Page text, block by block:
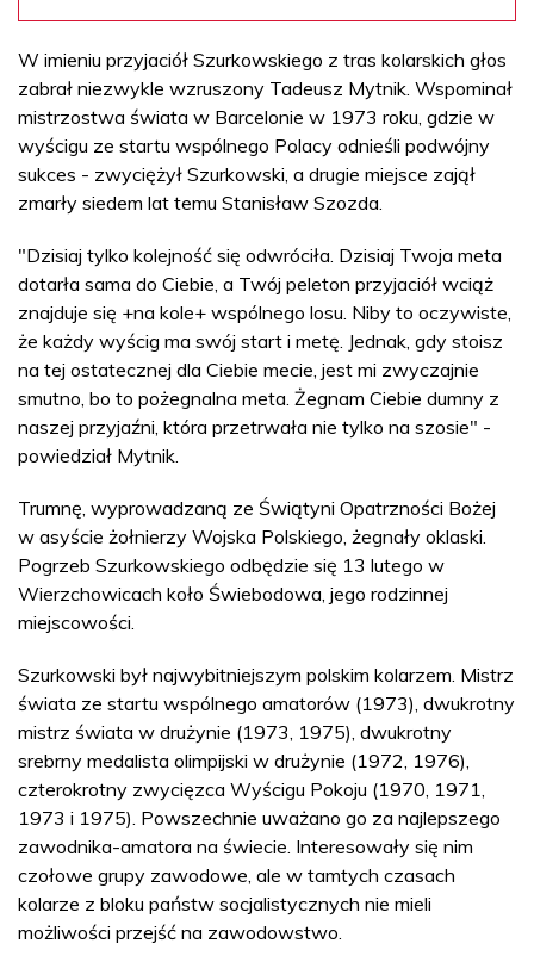
W imieniu przyjaciół Szurkowskiego z tras kolarskich głos
zabrał niezwykle wzruszony Tadeusz Mytnik. Wspominał
mistrzostwa świata w Barcelonie w 1973 roku, gdzie w
wyścigu ze startu wspólnego Polacy odnieśli podwójny
sukces - zwyciężył Szurkowski, a drugie miejsce zajął
zmarły siedem lat temu Stanisław Szozda.
"Dzisiaj tylko kolejność się odwróciła. Dzisiaj Twoja meta
dotarła sama do Ciebie, a Twój peleton przyjaciół wciąż
znajduje się +na kole+ wspólnego losu. Niby to oczywiste,
że każdy wyścig ma swój start i metę. Jednak, gdy stoisz
na tej ostatecznej dla Ciebie mecie, jest mi zwyczajnie
smutno, bo to pożegnalna meta. Żegnam Ciebie dumny z
naszej przyjaźni, która przetrwała nie tylko na szosie" -
powiedział Mytnik.
Trumnę, wyprowadzaną ze Świątyni Opatrzności Bożej
w asyście żołnierzy Wojska Polskiego, żegnały oklaski.
Pogrzeb Szurkowskiego odbędzie się 13 lutego w
Wierzchowicach koło Świebodowa, jego rodzinnej
miejscowości.
Szurkowski był najwybitniejszym polskim kolarzem. Mistrz
świata ze startu wspólnego amatorów (1973), dwukrotny
mistrz świata w drużynie (1973, 1975), dwukrotny
srebrny medalista olimpijski w drużynie (1972, 1976),
czterokrotny zwycięzca Wyścigu Pokoju (1970, 1971,
1973 i 1975). Powszechnie uważano go za najlepszego
zawodnika-amatora na świecie. Interesowały się nim
czołowe grupy zawodowe, ale w tamtych czasach
kolarze z bloku państw socjalistycznych nie mieli
możliwości przejść na zawodowstwo.